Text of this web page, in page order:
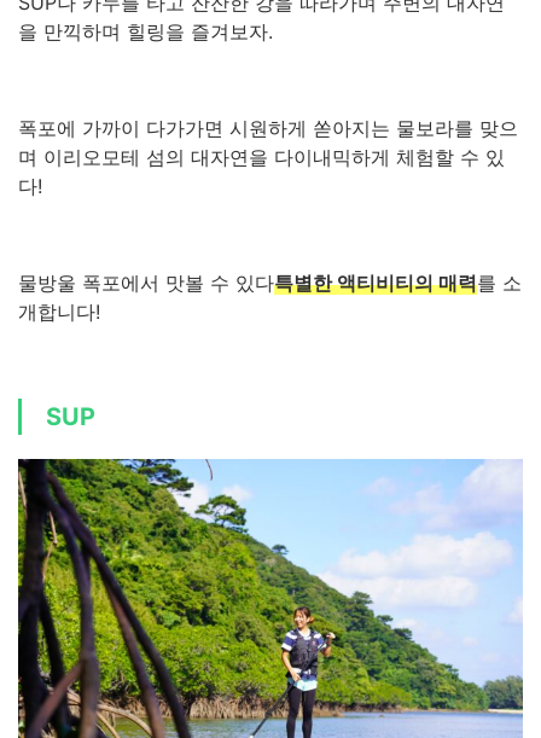
을 만끽하며 힐링을 즐겨보자.
폭포에 가까이 다가가면 시원하게 쏟아지는 물보라를 맞으
며 이리오모테 섬의 대자연을 다이내믹하게 체험할 수 있
다!
물방울 폭포에서 맛볼 수 있다특별한 액티비티의 매력를 소
개합니다!
SUP